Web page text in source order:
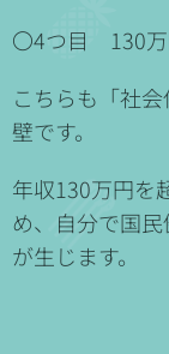
〇4つ目 130
こちらも「社
壁です。
年収130万円を
め、自分で国
が生じます。